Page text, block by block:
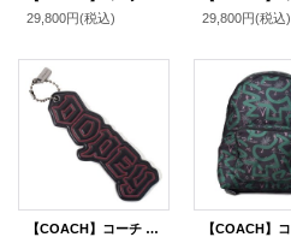
29,800円(税込)
29,800円(税込)
【COACH】コーチ ディズニー コラボ スムースレザー ドーピー バッグチャーム キーホルダー ブラックマルチ（日本未発売）